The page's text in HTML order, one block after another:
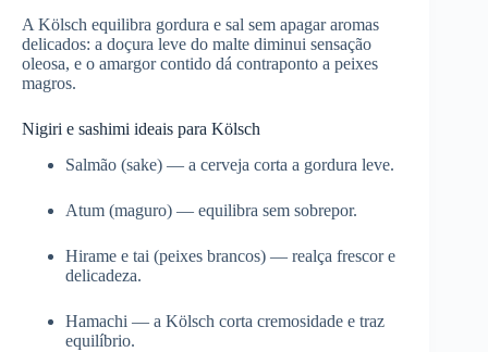
A Kölsch equilibra gordura e sal sem apagar aromas
delicados: a doçura leve do malte diminui sensação
oleosa, e o amargor contido dá contraponto a peixes
magros.
Nigiri e sashimi ideais para Kölsch
Salmão (sake) — a cerveja corta a gordura leve.
Atum (maguro) — equilibra sem sobrepor.
Hirame e tai (peixes brancos) — realça frescor e
delicadeza.
Hamachi — a Kölsch corta cremosidade e traz
equilíbrio.